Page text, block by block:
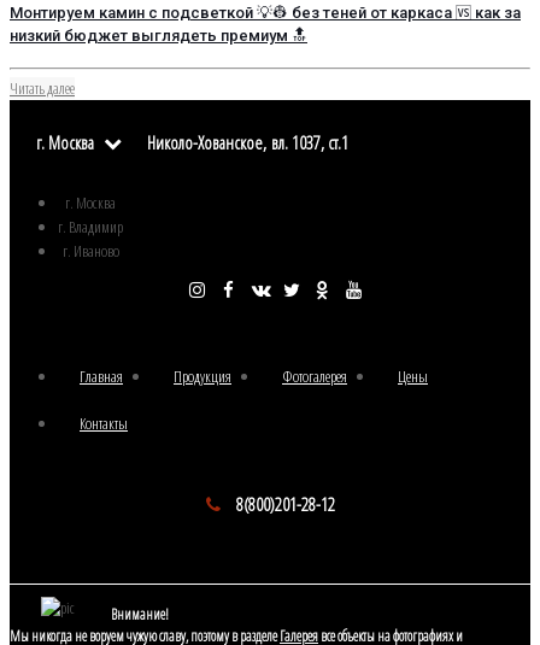
Монтируем камин с подсветкой 💡👷 без теней от каркаса 🆚 как за
низкий бюджет выглядеть премиум 🔝
Читать далее
г. Москва
г. Москва
г. Владимир
г. Иваново
Николо-Хованское, вл. 1037, ст.1
Главная Продукция Фотогалерея Цены
Контакты
8(800)201-28-12
Внимание!
Мы никогда не воруем чужую славу, поэтому в разделеГалереявсе объекты на фотографиях и